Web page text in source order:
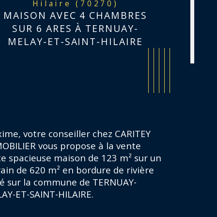
Hilaire (70270)
MAISON AVEC 4 CHAMBRES
SUR 6 ARES À TERNUAY-
MELAY-ET-SAINT-HILAIRE
Valeurs
de niveaux
votre conseiller chez CARITEY
vous propose à la vente
spacieuse maison de 123 m² sur un
de 620 m² en bordure de rivière
sur la commune de TERNUAY-
ET-SAINT-HILAIRE.